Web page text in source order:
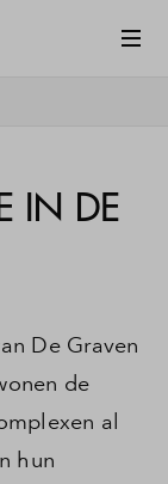
IN DE
De Graven
de
al
hun